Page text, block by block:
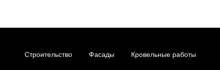
Строительство Фасады Кровельные работы